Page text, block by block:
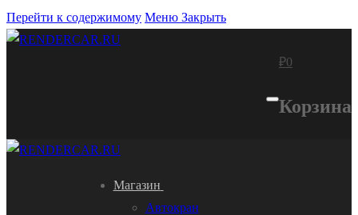
Перейти к содержимому Меню Закрыть
₽0
Корзина
Магазин
Автокран